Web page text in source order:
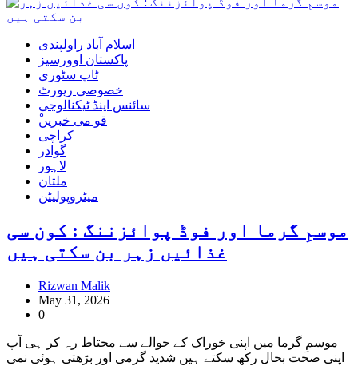
اسلام آباد راولپندی
پاکستان اوورسیز
ٹاپ سٹوری
خصوصی رپورٹ
سائنس اینڈ ٹیکنالوجی
ْقو می خبریں
کراچی
گوادر
لاہور
ملتان
میٹروپولیٹن
موسمِ گرما اور فوڈ پوائزننگ : کون سی
غذائیں زہر بن سکتی ہیں
Rizwan Malik
May 31, 2026
0
موسمِ گرما میں اپنی خوراک کے حوالے سے محتاط رہ کر ہی آپ
اپنی صحت بحال رکھ سکتے ہیں شدید گرمی اور بڑھتی ہوئی نمی